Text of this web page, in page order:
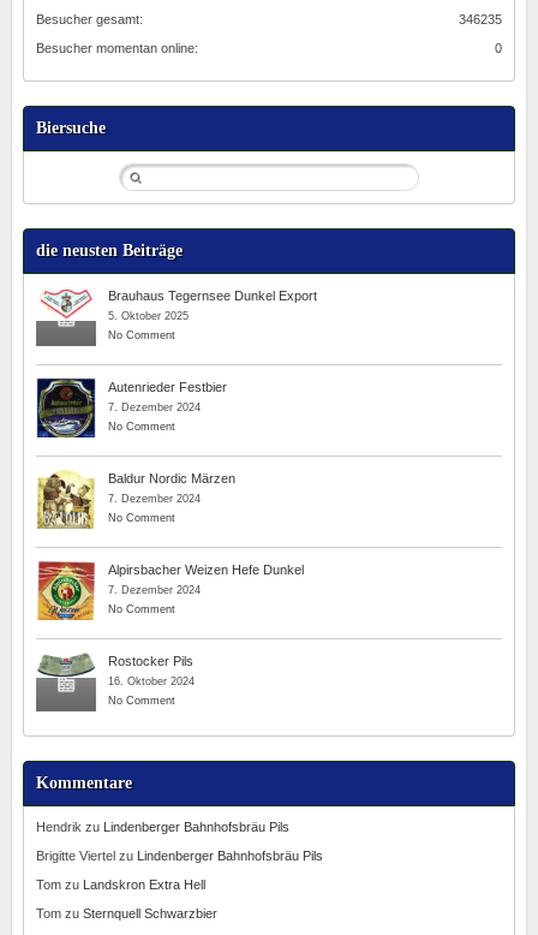
346235
Besucher gesamt:
0
Besucher momentan online:
Biersuche
die neusten Beiträge
Brauhaus Tegernsee Dunkel Export
5. Oktober 2025
No Comment
Autenrieder Festbier
7. Dezember 2024
No Comment
Baldur Nordic Märzen
7. Dezember 2024
No Comment
Alpirsbacher Weizen Hefe Dunkel
7. Dezember 2024
No Comment
Rostocker Pils
16. Oktober 2024
No Comment
Kommentare
Hendrik zu
Lindenberger Bahnhofsbräu Pils
Brigitte Viertel zu
Lindenberger Bahnhofsbräu Pils
Tomzu
Landskron Extra Hell
Tomzu Sternquell Schwarzbier